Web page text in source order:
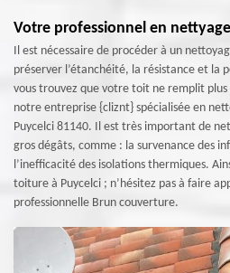
Votre professionnel en
Il est nécessaire de procéder à un
préserver l’étanchéité, la résistance et la
vous trouvez que votre toit ne remplit plus
notre entreprise {cliznt} spécialisée en
Puycelci 81140. Il est très important de
gros dégâts, comme : la survenance des
l’inefficacité des isolations thermiques.
toiture à Puycelci ; n’hésitez pas à faire
professionnelle Brun couverture.